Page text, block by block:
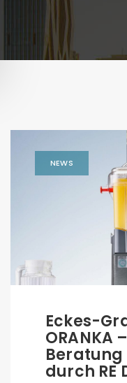
NEWS
Eckes-
ORANKA
durch RE